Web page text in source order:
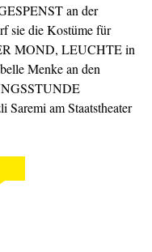
an der
sie die Kostüme für
MOND, LEUCHTE in
Menke an den
am Staatstheater